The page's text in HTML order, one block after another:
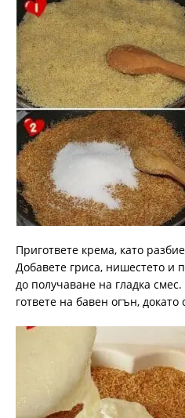
Пригответе крема, като
Добавете гриса, нишестето и
до получаване на гладка
гответе на бавен огън, докато